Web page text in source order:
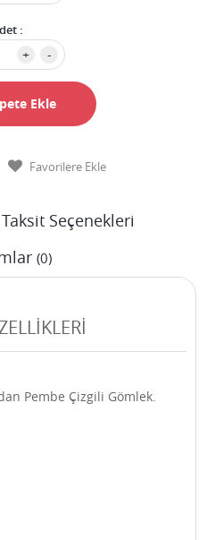
:
+ -
Ekle
PinterestFavorilere Ekle
Taksit Seçenekleri
(0)
Pembe Çizgili Gömlek.